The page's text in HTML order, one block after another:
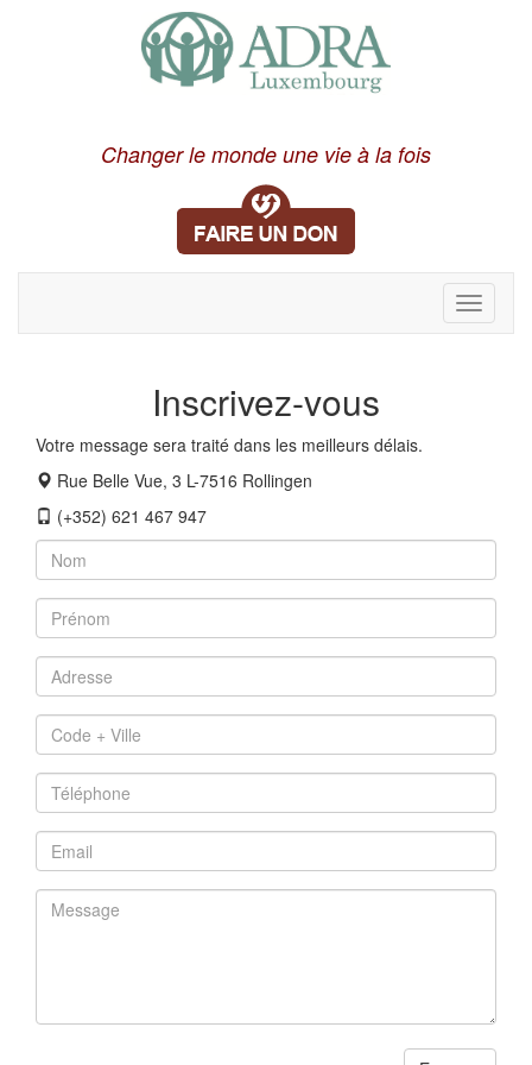
Changer le monde une vie à la fois
Toggle
Inscrivez-vous
Votre message sera traité dans les meilleurs délais.
Rue Belle Vue, 3 L-7516 Rollingen
(+352) 621 467 947